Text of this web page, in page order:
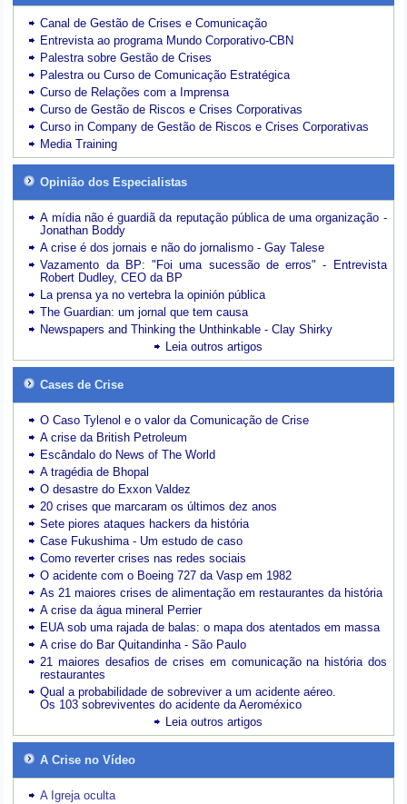
Canal de Gestão de Crises e Comunicação
Entrevista ao programa Mundo Corporativo-CBN
Palestra sobre Gestão de Crises
Palestra ou Curso de Comunicação Estratégica
Curso de Relações com a Imprensa
Curso de Gestão de Riscos e Crises Corporativas
Curso in Company de Gestão de Riscos e Crises Corporativas
Media Training
Opinião dos Especialistas
A mídia não é guardiã da reputação pública de uma organização -
Jonathan Boddy
A crise é dos jornais e não do jornalismo - Gay Talese
Vazamento da BP: "Foi uma sucessão de erros" - Entrevista
Robert Dudley, CEO da BP
La prensa ya no vertebra la opinión pública
The Guardian: um jornal que tem causa
Newspapers and Thinking the Unthinkable - Clay Shirky
Leia outros artigos
Cases de Crise
O Caso Tylenol e o valor da Comunicação de Crise
A crise da British Petroleum
Escândalo do News of The World
A tragédia de Bhopal
O desastre do Exxon Valdez
20 crises que marcaram os últimos dez anos
Sete piores ataques hackers da história
Case Fukushima - Um estudo de caso
Como reverter crises nas redes sociais
O acidente com o Boeing 727 da Vasp em 1982
As 21 maiores crises de alimentação em restaurantes da história
A crise da água mineral Perrier
EUA sob uma rajada de balas: o mapa dos atentados em massa
A crise do Bar Quitandinha - São Paulo
21 maiores desafios de crises em comunicação na história dos
restaurantes
Qual a probabilidade de sobreviver a um acidente aéreo.
Os 103 sobreviventes do acidente da Aeroméxico
Leia outros artigos
A Crise no Vídeo
A Igreja oculta